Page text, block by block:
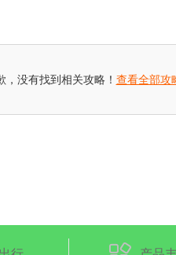
，没有找到相关攻略！ 查看全部攻